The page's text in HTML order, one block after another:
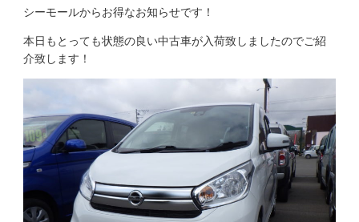
シーモールからお得なお知らせです！
本日もとっても状態の良い中古車が入荷致しましたのでご紹
介致します！